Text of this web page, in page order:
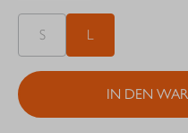
S L
IN DEN